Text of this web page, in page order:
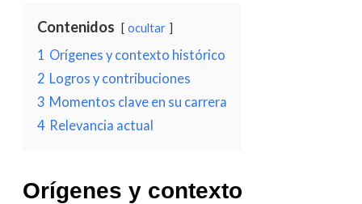
Contenidos ocultar
1 Orígenes y contexto histórico
2 Logros y contribuciones
3 Momentos clave en su carrera
4 Relevancia actual
Orígenes y contexto